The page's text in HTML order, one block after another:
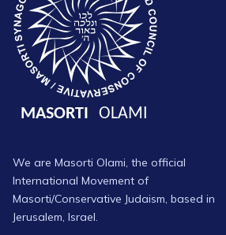
We are Masorti Olami, the official
International Movement of
Masorti/Conservative Judaism, based in
Jerusalem, Israel.